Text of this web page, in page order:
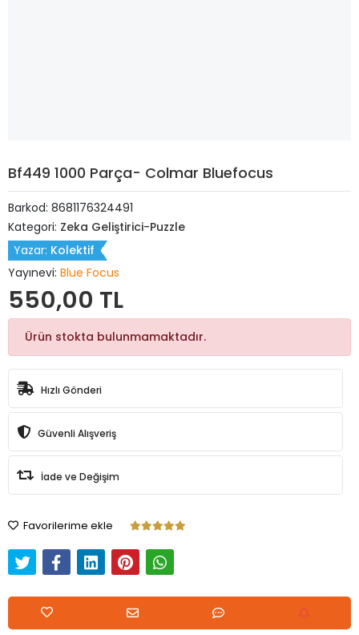
Bf449 1000 Parça- Colmar Bluefocus
Barkod: 8681176324491
Kategori: Zeka Geliştirici-Puzzle
Yazar: Kolektif
Yayınevi: Blue Focus
550,00 TL
Ürün stokta bulunmamaktadır.
Hızlı Gönderi
Güvenli Alışveriş
İade ve Değişim
Favorilerime ekle